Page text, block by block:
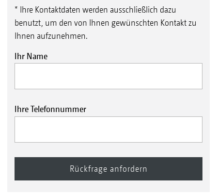
* Ihre Kontaktdaten werden ausschließlich dazu
benutzt, um den von Ihnen gewünschten Kontakt zu
Ihnen aufzunehmen.
Ihr Name
Ihre Telefonnummer